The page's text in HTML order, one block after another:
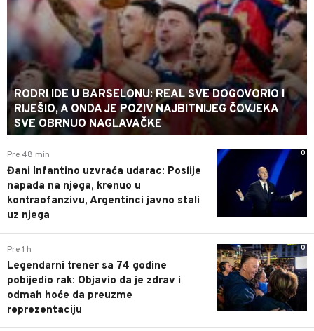
RODRI IDE U BARSELONU: REAL SVE DOGOVORIO I
RIJEŠIO, A ONDA JE POZIV NAJBITNIJEG ČOVJEKA
SVE OBRNUO NAGLAVAČKE
0
Pre 48 min
Đani Infantino uzvraća udarac: Poslije
napada na njega, krenuo u
kontraofanzivu, Argentinci javno stali
uz njega
0
Pre 1 h
Legendarni trener sa 74 godine
pobijedio rak: Objavio da je zdrav i
odmah hoće da preuzme
reprezentaciju